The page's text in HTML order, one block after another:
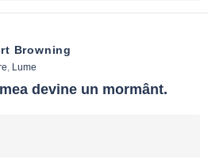
Browning
Lume
devine un mormânt.